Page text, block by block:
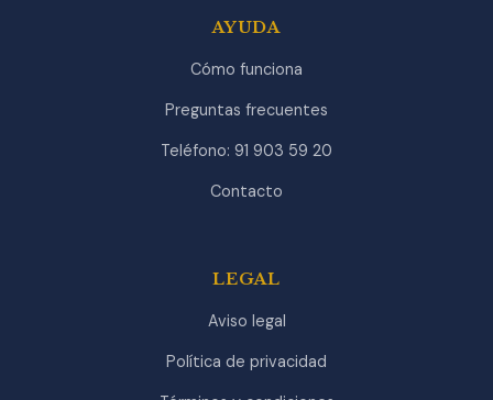
AYUDA
Cómo funciona
Preguntas frecuentes
Teléfono: 91 903 59 20
Contacto
LEGAL
Aviso legal
Política de privacidad